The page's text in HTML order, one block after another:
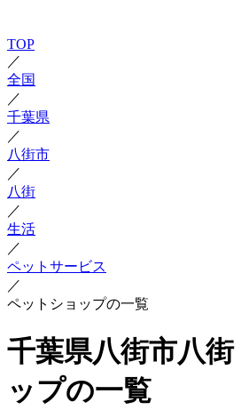
TOP
／
全国
／
千葉県
／
八街市
／
八街
／
生活
／
ペットサービス
／
ペットショップの一覧
千葉県八街市八
ップの一覧